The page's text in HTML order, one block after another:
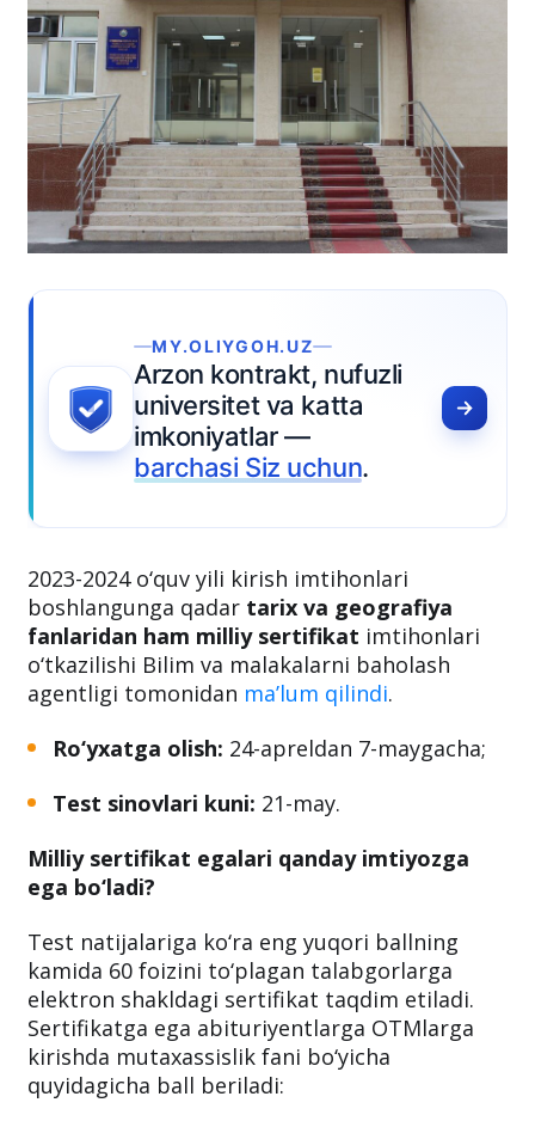
MY.OLIYGOH.UZ
Arzon kontrakt, nufuzli
universitet va katta
imkoniyatlar —
barchasi Siz uchun.
2023-2024 o‘quv yili kirish imtihonlari
boshlangunga qadar tarix va geografiya
o‘tkazilishi Bilim va malakalarni baholash
Test sinovlari kuni:
Milliy sertifikat egalari qanday imtiyozga
ega bo‘ladi?
Test natijalariga ko‘ra eng yuqori ballning
kamida 60 foizini to‘plagan talabgorlarga
elektron shakldagi sertifikat taqdim etiladi.